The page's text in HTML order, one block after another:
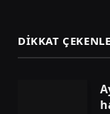
DIKKAT